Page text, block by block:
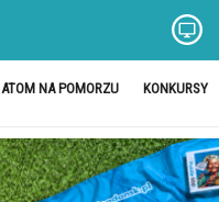
ATOM NA POMORZU KONKURSY